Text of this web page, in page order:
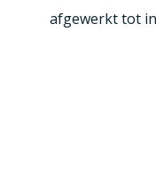
afgewerkt tot